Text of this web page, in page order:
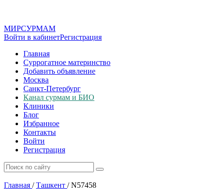
МИРСУРМАМ
Войти в кабинетРегистрация
Главная
Суррогатное материнство
Добавить объявление
Москва
Санкт-Петербург
Канал сурмам и БИО
Клиники
Блог
Избранное
Контакты
Войти
Регистрация
Главная / Ташкент /N57458